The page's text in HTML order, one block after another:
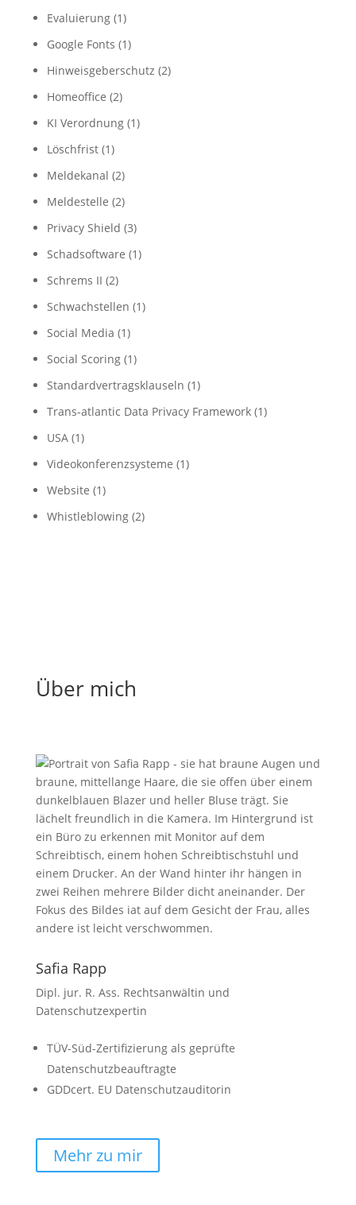
Evaluierung(1)
Google Fonts (1)
Hinweisgeberschutz (2)
Homeoffice (2)
KI Verordnung(1)
Löschfrist(1)
Meldekanal (2)
Meldestelle (2)
Privacy Shield (3)
Schadsoftware (1)
Schrems II (2)
Schwachstellen (1)
Social Media (1)
Social Scoring(1)
Standardvertragsklauseln (1)
Trans-atlantic Data Privacy Framework(1)
USA(1)
Videokonferenzsysteme (1)
Website (1)
Whistleblowing(2)
Über mich
Safia Rapp
Dipl. jur. R. Ass. Rechtsanwältin und
Datenschutzexpertin
TÜV-Süd-Zertifizierung als geprüfte
Datenschutzbeauftragte
GDDcert. EU Datenschutzauditorin
Mehr zu mir